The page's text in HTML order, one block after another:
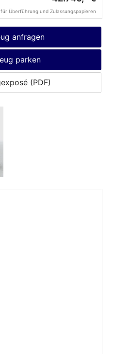
Überführung und Zulassungspapieren
anfragen
parken
(PDF)